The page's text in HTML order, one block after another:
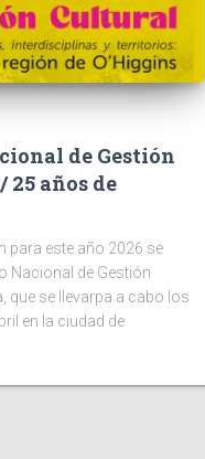
de Gestión
25 años de
para este año 2026 se
Nacional de Gestión
que se llevarpa a cabo los
en la ciudad de